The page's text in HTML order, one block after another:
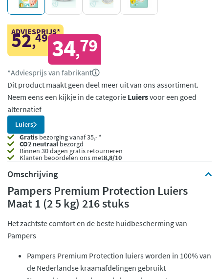
ADVIESPRIJS*
52,49 34,79
*Adviesprijs van fabrikant
Dit product maakt geen deel meer uit van ons assortiment.
Neem eens een kijkje in de categorie Luiersvoor een goed
alternatief
Luiers
Gratis bezorging vanaf 35,- *
CO2 neutraalbezorgd
Binnen 30 dagen gratis retourneren
Klanten beoordelen ons met8,8/10
Omschrijving
Pampers Premium Protection Luiers
Maat 1 (2 5 kg) 216 stuks
Het zachtste comfort en de beste huidbescherming van
Pampers
Pampers Premium Protection luiers worden in 100% van
de Nederlandse kraamafdelingen gebruikt